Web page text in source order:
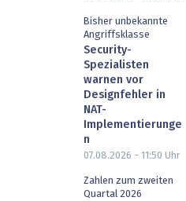
Bisher unbekannte
Angriffsklasse
Security-
Spezialisten
warnen vor
Designfehler in
NAT-
Implementierunge
n
07.08.2026 - 11:50 Uhr
Zahlen zum zweiten
Quartal 2026